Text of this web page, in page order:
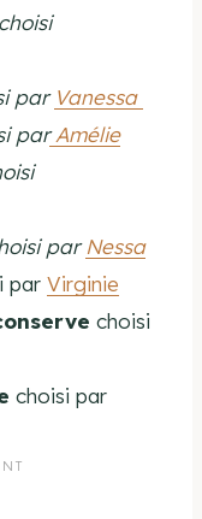
par Vanessa
parAmélie
parNessa
par Virginie
choisi
choisi par